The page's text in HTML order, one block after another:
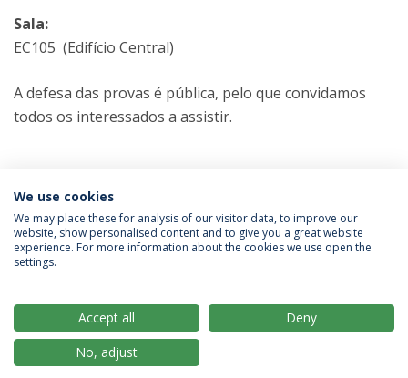
Sala:
EC105 (Edifício Central)
A defesa das provas é pública, pelo que convidamos
todos os interessados a assistir.
Mestrado em Engenharia Alimentar
Política de Privacidade
Termos & Condições
© 2026 Universidade Católica Portuguesa
We use cookies
We may place these for analysis of our visitor data, to improve our
website, show personalised content and to give you a great website
experience. For more information about the cookies we use open the
settings.
Accept all
Deny
No, adjust